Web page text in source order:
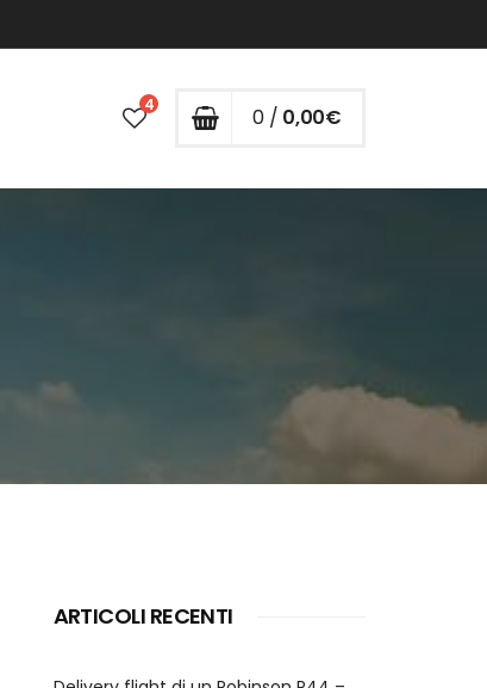
4 0 / 0,00€
ARTICOLI RECENTI